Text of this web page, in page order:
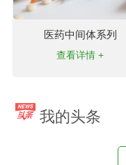
医药中间体系列
查看详情 +
我的头条